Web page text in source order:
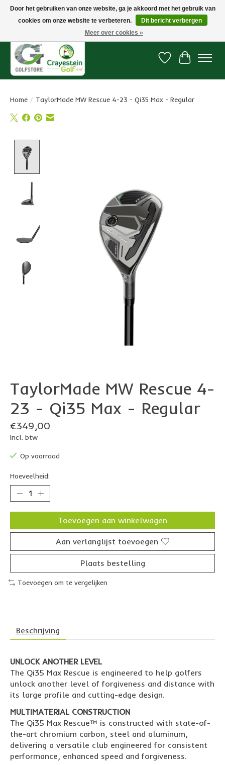
Snelle levering, gratis vanaf € 100. Onze oncourse Golfshop in Dordrecht is
Verlanglijst
Home / TaylorMade MW Rescue 4-23 - Qi35 Max - Regular
TaylorMade MW Rescue 4-
23 - Qi35 Max - Regular
€349,00
Incl. btw
Op voorraad
Hoeveelheid:
Toevoegen aan winkelwagen
Aan verlanglijst toevoegen
Plaats bestelling
Toevoegen om te vergelijken
Beschrijving
UNLOCK ANOTHER LEVEL
The Qi35 Max Rescue is engineered to help golfers
unlock another level of forgiveness and distance with
its large profile and cutting-edge design.
MULTIMATERIAL CONSTRUCTION
The Qi35 Max Rescue™ is constructed with state-of-
the-art chromium carbon, steel and aluminum,
delivering a versatile club engineered for consistent
performance, enhanced speed and forgiveness.
Door het gebruiken van onze website, ga je akkoord met het gebruik van
cookies om onze website te verbeteren.
Dit bericht verbergen
Meer over cookies »